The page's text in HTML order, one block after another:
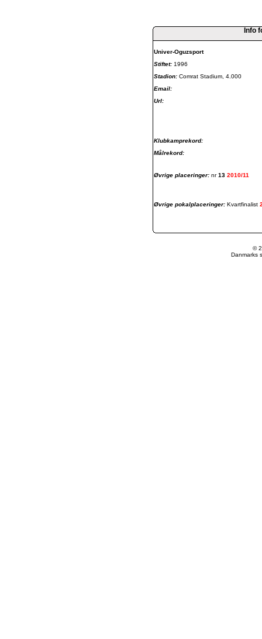
Info
Univer-Oguzsport
Stiftet: 1996
Stadion: Comrat Stadium, 4.000
Email:
Url:
Klubkamprekord:
Målrekord:
Øvrige placeringer: nr13 2010/11
Øvrige pokalplaceringer: Kvartfinalist
©
Danmarks